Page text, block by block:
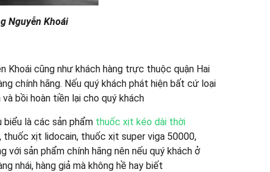
Nguyễn Khoái
Khoái cũng như khách hàng trực thuộc quận Hai
chính hãng. Nếu quý khách phát hiện bất cứ loại
bồi hoàn tiền lại cho quý khách
biểu là các sản phẩm thuốc xịt kéo dài thời
xịt lidocain, thuốc xịt super viga 50000,
với sản phẩm chính hãng nên nếu quý khách ở
nhái, hàng giả mà không hề hay biết